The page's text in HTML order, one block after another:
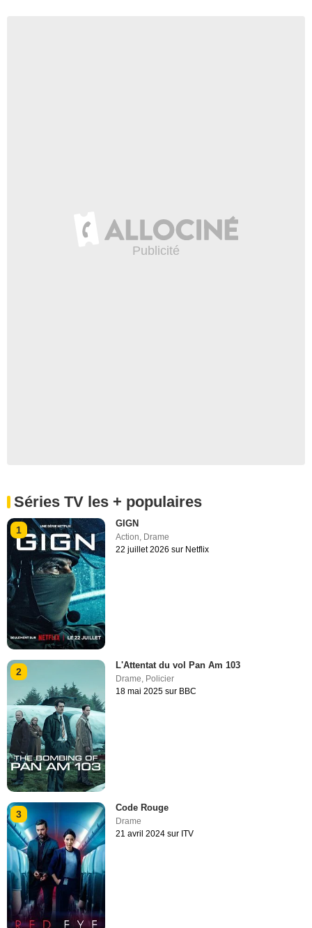
Séries TV les + populaires
1
GIGN
Action, Drame
22 juillet 2026 sur Netflix
2
L'Attentat du vol Pan Am 103
Drame, Policier
18 mai 2025 sur BBC
3
Code Rouge
Drame
21 avril 2024 sur ITV